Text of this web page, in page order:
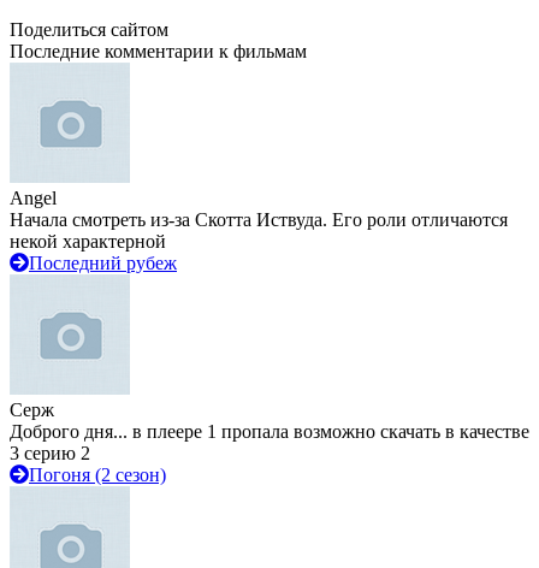
Поделиться сайтом
Последние комментарии к фильмам
Angel
Начала смотреть из-за Скотта Иствуда. Его роли отличаются
некой характерной
Последний рубеж
Серж
Доброго дня... в плеере 1 пропала возможно скачать в качестве
3 серию 2
Погоня (2 сезон)